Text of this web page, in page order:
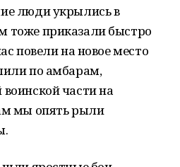
люди укрылись в
тоже приказали быстро
повели на новое место
по амбарам,
части на
мы опять рыли